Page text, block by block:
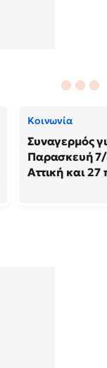
Κοινωνία
Συναγερμός
Παρασκευή 7/
Αττική και 27